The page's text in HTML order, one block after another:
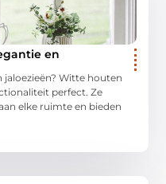
en
Witte houten
perfect. Ze
elke ruimte en bieden